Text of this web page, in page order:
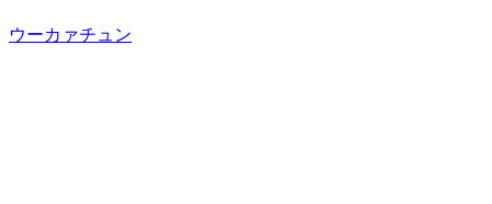
ウーカァチュン